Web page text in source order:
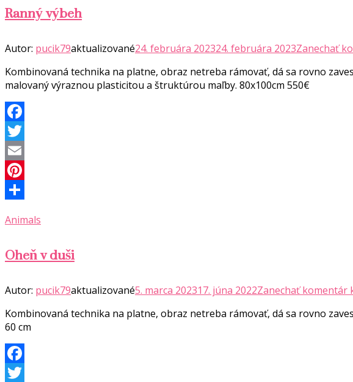
Ranný výbeh
Autor: pucik79aktualizované24. februára 202324. februára 2023Zanechať
Kombinovaná technika na platne, obraz netreba rámovať, dá sa rovno
malovaný výraznou plasticitou a štruktúrou maľby. 80x100cm 550€
Facebook
Twitter
Email
Pinterest
Animals
Oheň v duši
Autor: pucik79aktualizované5. marca 202317. júna 2022Zanechať komentár
Kombinovaná technika na platne, obraz netreba rámovať, dá sa rovno
60 cm
Facebook